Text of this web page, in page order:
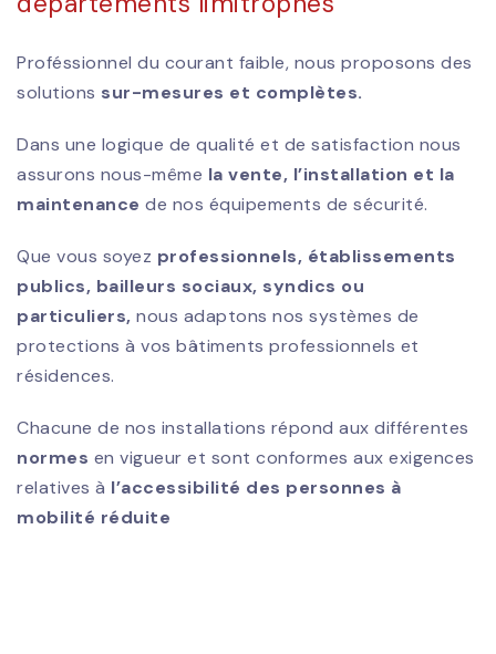
Proféssionnel du courant faible, nous proposons des
solutions sur-mesures et complètes.
Dans une logique de qualité et de satisfaction nous
assurons nous-même la vente, l’installation et la
maintenance de nos équipements de sécurité.
Que vous soyez professionnels, établissements
publics, bailleurs sociaux, syndics ou
particuliers, nous adaptons nos systèmes de
protections à vos bâtiments professionnels et
résidences.
Chacune de nos installations répond aux différentes
normes en vigueur et sont conformes aux exigences
relatives à l’accessibilité des personnes à
mobilité réduite